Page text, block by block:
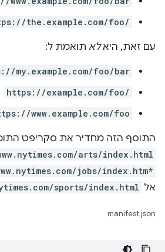
the.example.com/foo/
עם זאת, היאלא תואמת ל:
my.example.com/foo/bar
https://example.com/foo/
www.example.com/foo
התוסף הזה מחדיר את סקריפט
arts/index.html
jobs/index.htm*
אל sports/index.html
manifest.json